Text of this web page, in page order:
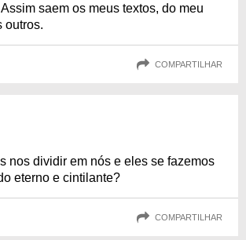
saem os meus textos, do meu
outros.
COMPARTILHAR
nos dividir em nós e eles se fazemos
eterno e cintilante?
COMPARTILHAR